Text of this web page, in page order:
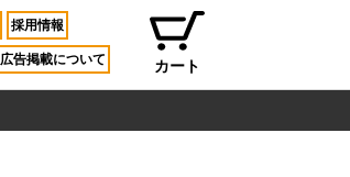
採用情報
広告掲載について カート